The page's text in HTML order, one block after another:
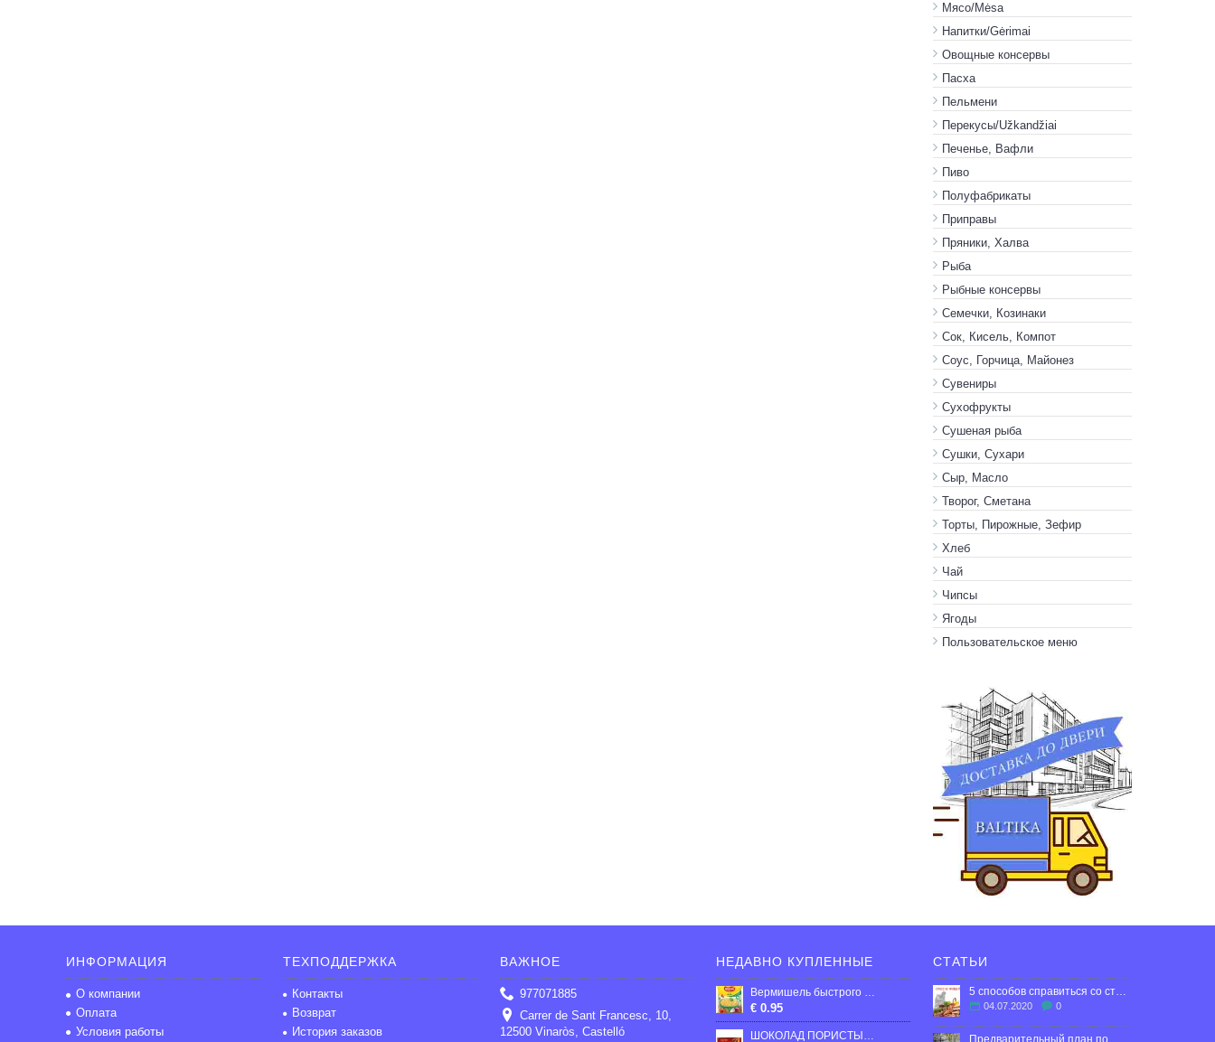
Мясо/Mėsa
Напитки/Gėrimai
Овощные консервы
Пасха
Пельмени
Перекусы/Užkandžiai
Печенье, Вафли
Пиво
Полуфабрикаты
Приправы
Пряники, Халва
Рыба
Рыбные консервы
Семечки, Козинаки
Сок, Кисель, Компот
Соус, Горчица, Майонез
Сувениры
Сухофрукты
Сушеная рыба
Сушки, Сухари
Сыр, Масло
Творог, Сметана
Торты, Пирожные, Зефир
Хлеб
Чай
Чипсы
Ягоды
Пользовательское меню
ИНФОРМАЦИЯ
О компании
Оплата
Условия работы
ТЕХПОДДЕРЖКА
Контакты
Возврат
История заказов
ВАЖНОЕ
977071885
Carrer de Sant Francesc, 10,
12500 Vinaròs, Castelló
НЕДАВНО КУПЛЕННЫЕ
Вермишель быстрого приготовления со вкусом курицы, 60г
€ 0.95
ШОКОЛАД ПОРИСТЫЙ MILK BUBBLE ROSHEN, 80Г
СТАТЬИ
5 способов справиться со стрессом в эмиграции.
04.07.2020 0